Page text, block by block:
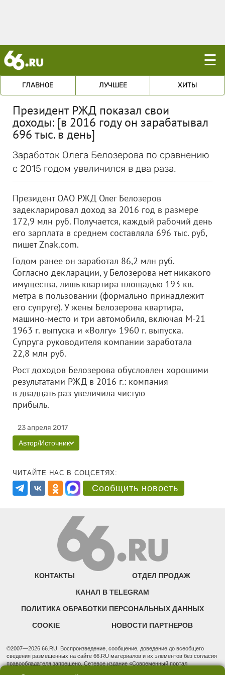
☰
ГЛАВНОЕ ЛУЧШЕЕ ХИТЫ
Президент РЖД показал свои
доходы: [в 2016 году он зарабатывал
696 тыс. в день]
Заработок Олега Белозерова по сравнению
с 2015 годом увеличился в два раза.
Президент ОАО РЖД Олег Белозеров
задекларировал доход за 2016 год в размере
172,9 млн руб. Получается, каждый рабочий день
его зарплата в среднем составляла 696 тыс. руб,
пишет Znak.com.
Годом ранее он заработал 86,2 млн руб.
Согласно декларации, у Белозерова нет никакого
имущества, лишь квартира площадью 193 кв.
метра в пользовании (формально принадлежит
его супруге). У жены Белозерова квартира,
машино-место и три автомобиля, включая М-21
1963 г. выпуска и «Волгу» 1960 г. выпуска.
Супруга руководителя компании заработала
22,8 млн руб.
Рост доходов Белозерова обусловлен хорошими
результатами РЖД в 2016 г.: компания
в двадцать раз увеличила чистую
прибыль.
23 апреля 2017
Автор/Источник
ЧИТАЙТЕ НАС В СОЦСЕТЯХ:
Сообщить новость
КОНТАКТЫ ОТДЕЛ ПРОДАЖ
КАНАЛ В TELEGRAM
ПОЛИТИКА ОБРАБОТКИ ПЕРСОНАЛЬНЫХ ДАННЫХ
COOKIE НОВОСТИ ПАРТНЕРОВ
©2007—2026 66.RU. Воспроизведение, сообщение, доведение до всеобщего
сведения размещенных на сайте 66.RU материалов и их элементов без согласия
правообладателя запрещено. Сетевое издание «Современный портал